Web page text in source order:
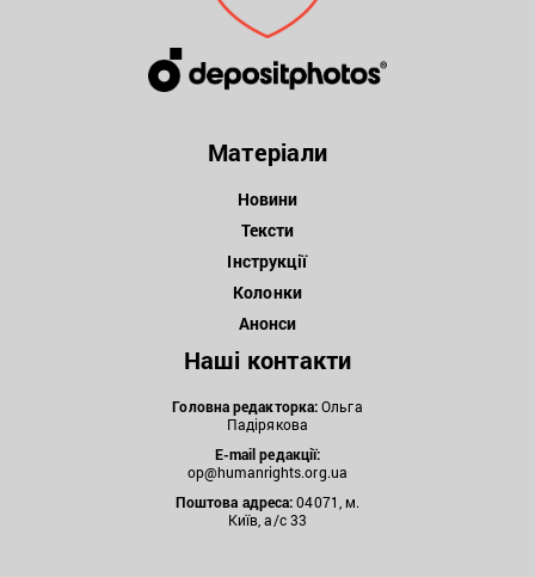
Матеріали
Новини
Тексти
Інструкції
Колонки
Анонси
Наші контакти
Головна редакторка:Ольга
Падірякова
E-mail редакції:
op@humanrights.org.ua
Поштова адреса:04071, м.
Київ, а/с 33